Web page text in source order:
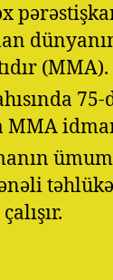
(MMA).